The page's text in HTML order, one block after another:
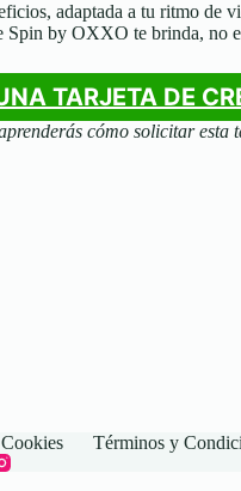
adaptada a tu ritmo de
Spin by OXXO te brinda, no
TARJETA DE
cómo solicitar esta
Términos y